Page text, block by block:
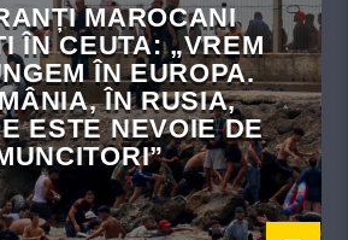
MAROCANI
ÎN CEUTA: „VREM
ÎN EUROPA.
ÎN RUSIA,
ESTE NEVOIE DE